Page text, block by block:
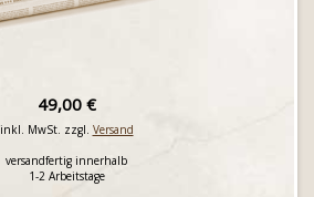
49,00 €
inkl. MwSt. zzgl. Versand
versandfertig innerhalb
1-2 Arbeitstage